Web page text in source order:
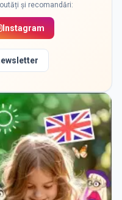
și recomandări:
Instagram